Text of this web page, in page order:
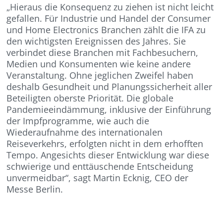
„Hieraus die Konsequenz zu ziehen ist nicht leicht
gefallen. Für Industrie und Handel der Consumer
und Home Electronics Branchen zählt die IFA zu
den wichtigsten Ereignissen des Jahres. Sie
verbindet diese Branchen mit Fachbesuchern,
Medien und Konsumenten wie keine andere
Veranstaltung. Ohne jeglichen Zweifel haben
deshalb Gesundheit und Planungssicherheit aller
Beteiligten oberste Priorität. Die globale
Pandemieeindämmung, inklusive der Einführung
der Impfprogramme, wie auch die
Wiederaufnahme des internationalen
Reiseverkehrs, erfolgten nicht in dem erhofften
Tempo. Angesichts dieser Entwicklung war diese
schwierige und enttäuschende Entscheidung
unvermeidbar“, sagt Martin Ecknig, CEO der
Messe Berlin.